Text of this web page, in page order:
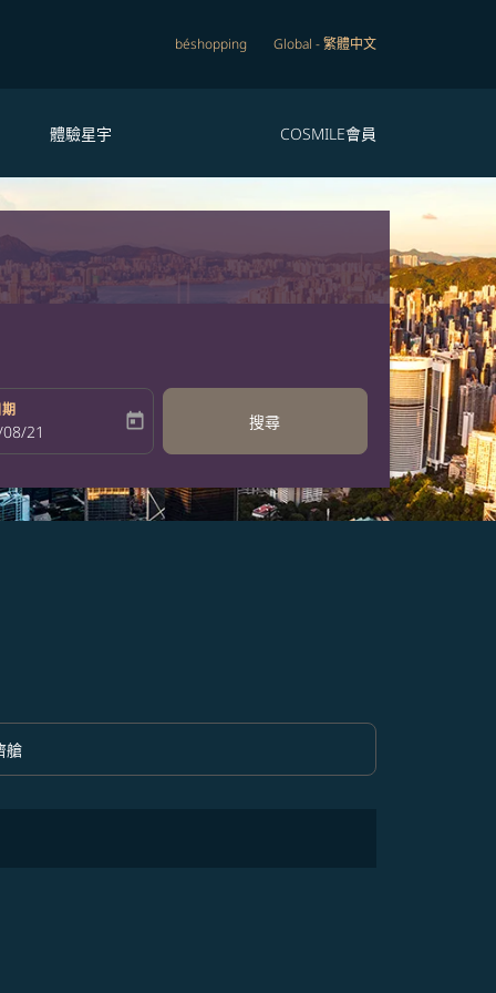
béshopping Global -繁體中文
體驗星宇 COSMILE會員
return-date-aria-label
21 today 搜尋
option 經濟艙 Selected
艙